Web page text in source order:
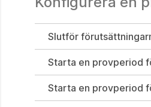
Slutför
Starta en provperiod
Starta en provperiod